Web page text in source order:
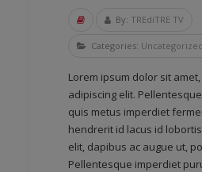
By: TREdiTRE TV
Categories: Uncategorized
Lorem ipsum dolor sit
adipiscing elit.
quis metus imperdiet
hendrerit id lacus id
elit, dapibus ac augue ut,
Pellentesque imperdiet